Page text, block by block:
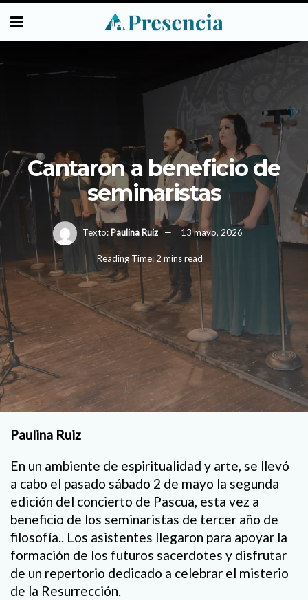
Cantaron a beneficio de
seminaristas
Texto: Paulina Ruiz 13 mayo, 2026
Reading Time: 2 mins read
Paulina Ruiz
En un ambiente de espiritualidad y arte, se llevó
a cabo el pasado sábado 2 de mayo la segunda
edición del concierto de Pascua, esta vez a
beneficio de los seminaristas de tercer año de
filosofía.. Los asistentes llegaron para apoyar la
formación de los futuros sacerdotes y disfrutar
de un repertorio dedicado a celebrar el misterio
de la Resurrección.